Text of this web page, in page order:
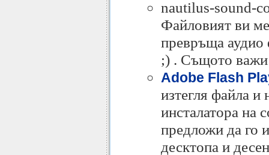
nautilus-sound-
Файловият ви
превръща аудио
;) . Същото важи
Adobe Flash
изтегля файла и
инсталатора на
предложи да го
десктопа и